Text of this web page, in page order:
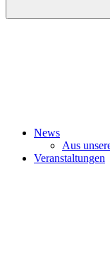
News
Aus
Veranstaltungen